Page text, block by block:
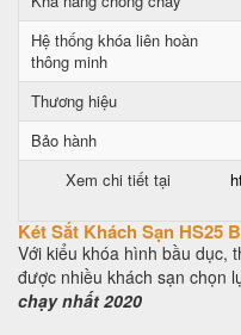
Hệ thống khóa liên hoàn
thông minh
Thương hiệu
Bảo hành
Xem chi tiết tại
Két Sắt Khách Sạn HS25
Với kiểu khóa hình bầu dục,
được nhiều khách sạn chọn
chạy nhất 2020